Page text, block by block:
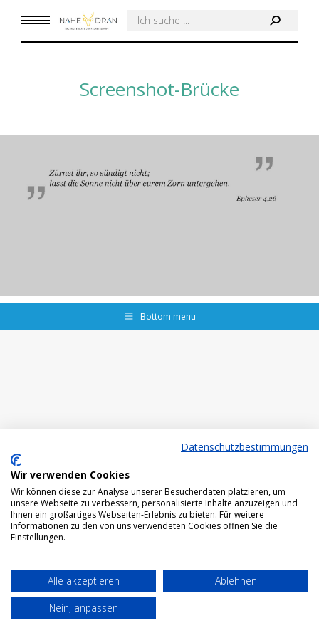
Search:
Screenshot-Brücke
Bottom menu
Datenschutzbestimmungen
Wir verwenden Cookies
Wir können diese zur Analyse unserer Besucherdaten platzieren, um
unsere Webseite zu verbessern, personalisierte Inhalte anzuzeigen und
Ihnen ein großartiges Webseiten-Erlebnis zu bieten. Für weitere
Informationen zu den von uns verwendeten Cookies öffnen Sie die
Einstellungen.
Alle akzeptieren
Ablehnen
Nein, anpassen